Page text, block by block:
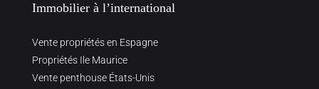
Immobilier à l’international
Vente propriétés en Espagne
Propriétés Ile Maurice
Vente penthouse États-Unis